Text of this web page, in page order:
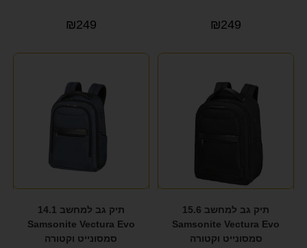
₪249
₪249
תיק גב למחשב 15.6
Samsonite Vectura Evo
סמסונייט וקטורה
תיק גב למחשב 14.1
Samsonite Vectura Evo
סמסונייט וקטורה